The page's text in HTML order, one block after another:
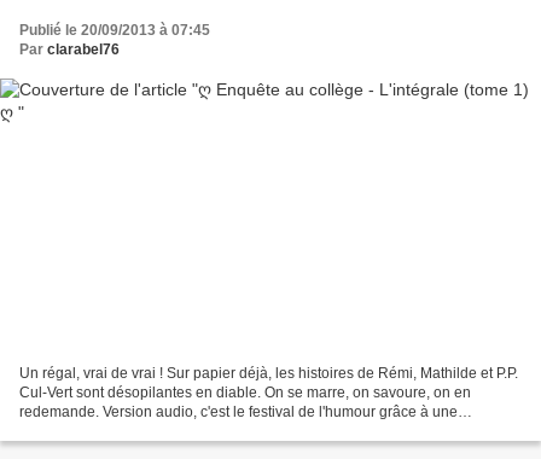
Publié le 20/09/2013 à 07:45
Par clarabel76
Un régal, vrai de vrai ! Sur papier déjà, les histoires de Rémi, Mathilde et P.P.
Cul-Vert sont désopilantes en diable. On se marre, on savoure, on en
redemande. Version audio, c'est le festival de l'humour grâce à une